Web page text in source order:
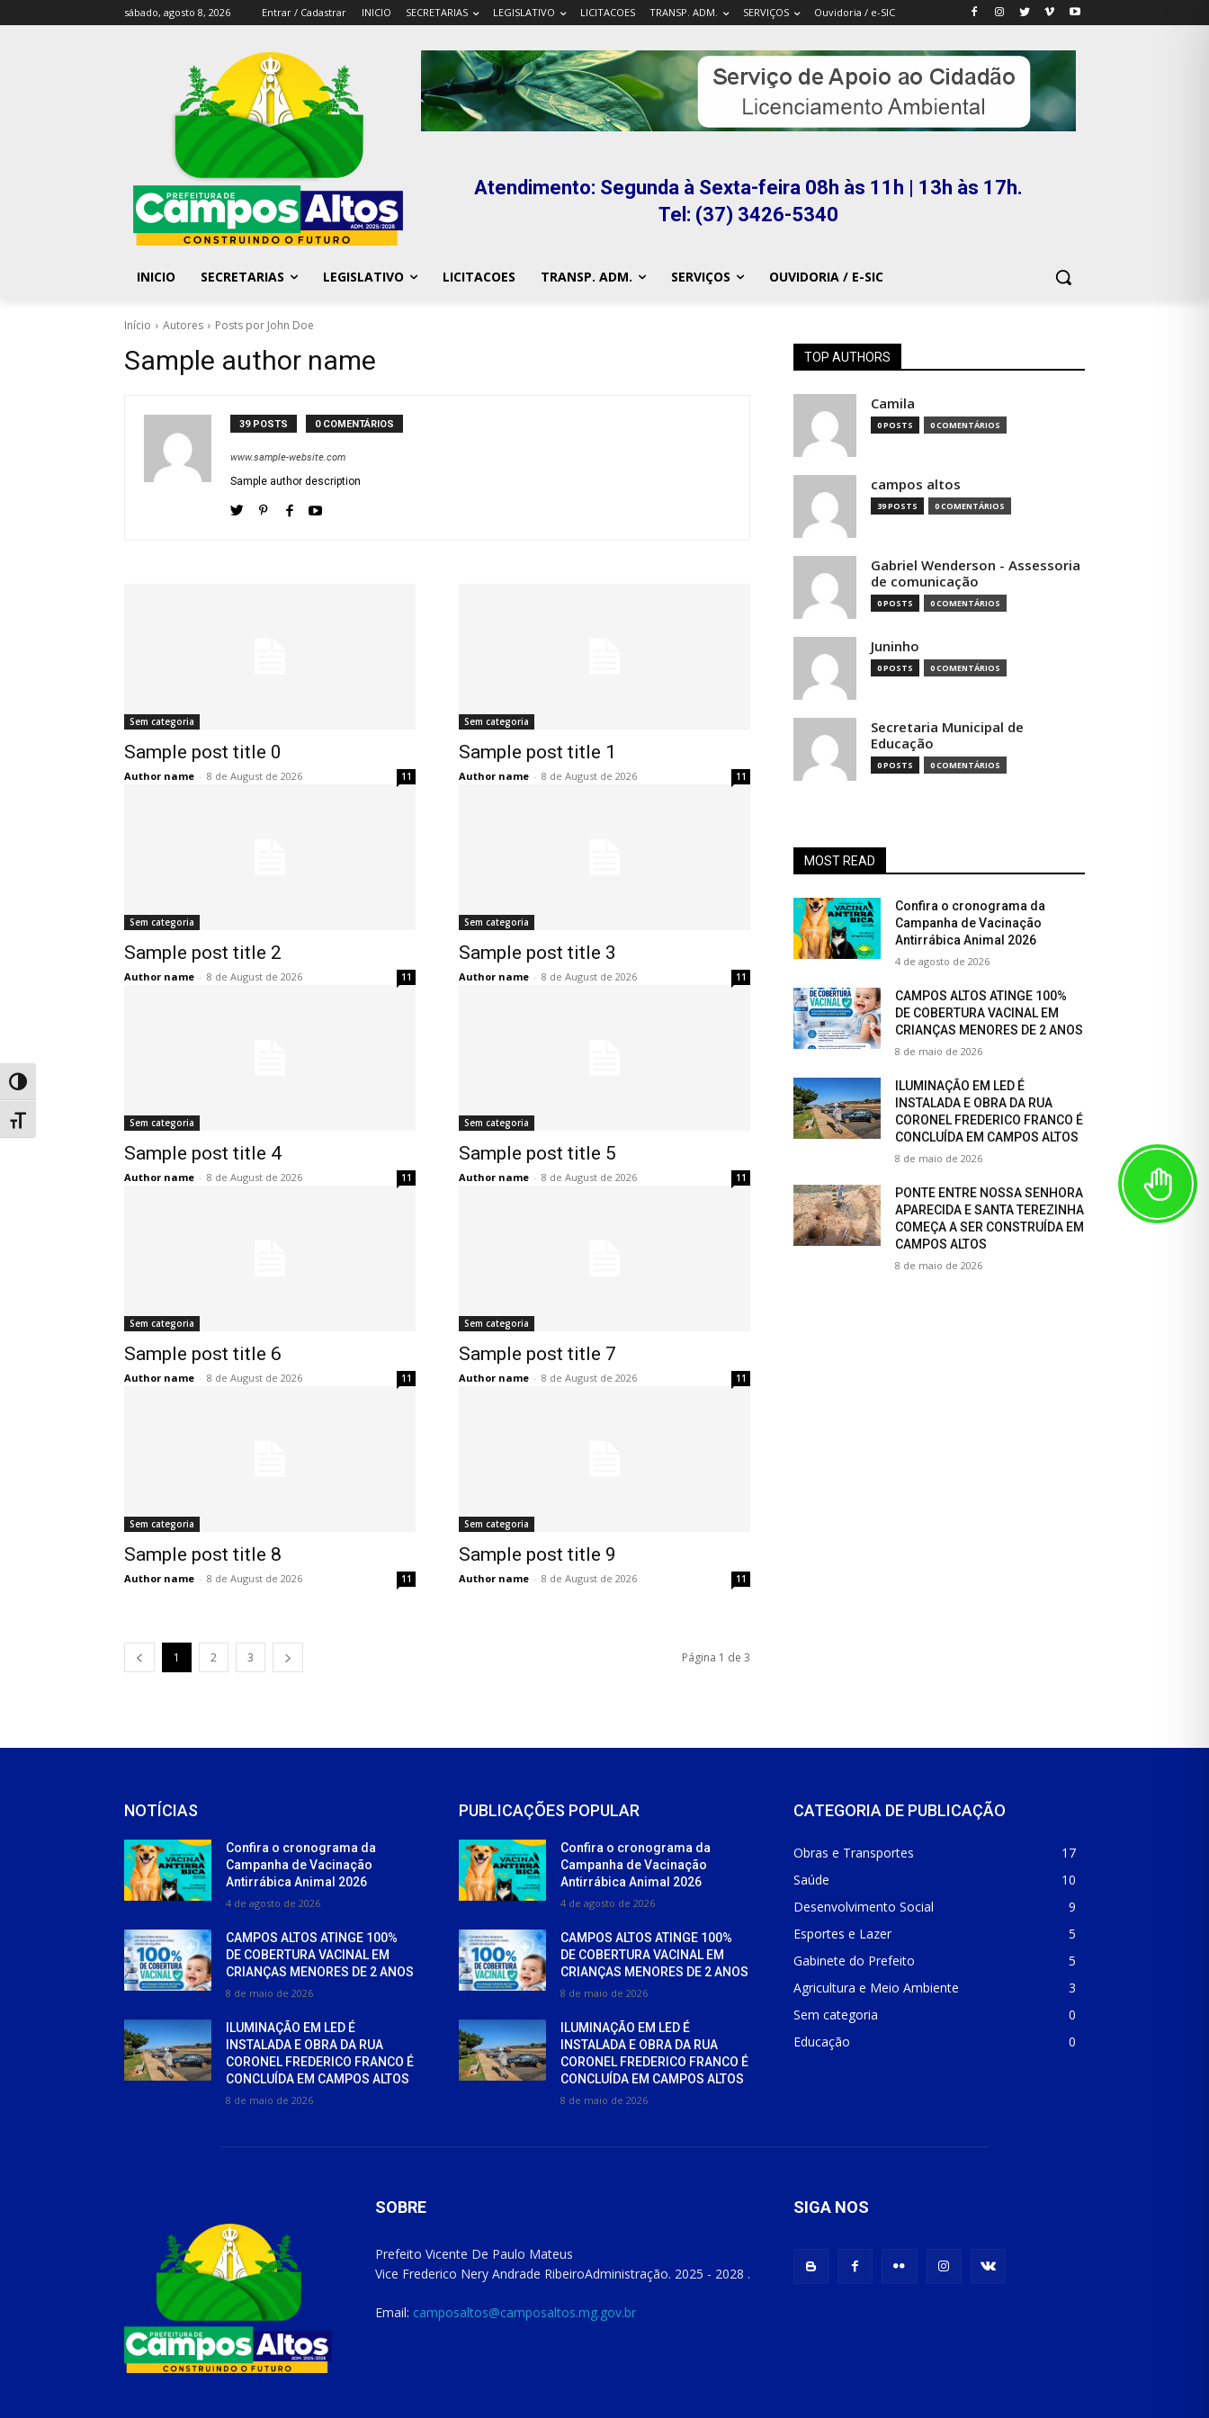
Alternar alto contraste
Alternar tamanho da fonte
sábado, agosto 8, 2026 Entrar / Cadastrar INICIO SECRETARIAS LEGISLATIVO LICITACOES TRANSP. ADM. SERVIÇOS Ouvidoria / e-SIC
Atendimento: Segunda à Sexta-feira 08h às 11h | 13h às 17h.
Tel: (37) 3426-5340
INICIO SECRETARIAS LEGISLATIVO LICITACOES TRANSP. ADM. SERVIÇOS OUVIDORIA / E-SIC
Início Autores Posts por John Doe
Sample author name
39 POSTS 0 COMENTÁRIOS
www.sample-website.com
Sample author description
Sem categoria
Sample post title 0
Author name - 8 de August de 2026 11
Sem categoria
Sample post title 1
Author name - 8 de August de 2026 11
Sem categoria
Sample post title 2
Author name - 8 de August de 2026 11
Sem categoria
Sample post title 3
Author name - 8 de August de 2026 11
Sem categoria
Sample post title 4
Author name - 8 de August de 2026 11
Sem categoria
Sample post title 5
Author name - 8 de August de 2026 11
Sem categoria
Sample post title 6
Author name - 8 de August de 2026 11
Sem categoria
Sample post title 7
Author name - 8 de August de 2026 11
Sem categoria
Sample post title 8
Author name - 8 de August de 2026 11
Sem categoria
Sample post title 9
Author name - 8 de August de 2026 11
1 2 3 Página 1 de 3
TOP AUTHORS
Camila
0 POSTS 0 COMENTÁRIOS
campos altos
39 POSTS 0 COMENTÁRIOS
Gabriel Wenderson - Assessoria
de comunicação
0 POSTS 0 COMENTÁRIOS
Juninho
0 POSTS 0 COMENTÁRIOS
Secretaria Municipal de
Educação
0 POSTS 0 COMENTÁRIOS
MOST READ
Confira o cronograma da
Campanha de Vacinação
Antirrábica Animal 2026
4 de agosto de 2026
CAMPOS ALTOS ATINGE 100%
DE COBERTURA VACINAL EM
CRIANÇAS MENORES DE 2 ANOS
8 de maio de 2026
ILUMINAÇÃO EM LED É
INSTALADA E OBRA DA RUA
CORONEL FREDERICO FRANCO É
CONCLUÍDA EM CAMPOS ALTOS
8 de maio de 2026
PONTE ENTRE NOSSA SENHORA
APARECIDA E SANTA TEREZINHA
COMEÇA A SER CONSTRUÍDA EM
CAMPOS ALTOS
8 de maio de 2026
NOTÍCIAS
Confira o cronograma da
Campanha de Vacinação
Antirrábica Animal 2026
4 de agosto de 2026
CAMPOS ALTOS ATINGE 100%
DE COBERTURA VACINAL EM
CRIANÇAS MENORES DE 2 ANOS
8 de maio de 2026
ILUMINAÇÃO EM LED É
INSTALADA E OBRA DA RUA
CORONEL FREDERICO FRANCO É
CONCLUÍDA EM CAMPOS ALTOS
8 de maio de 2026
PUBLICAÇÕES POPULAR
Confira o cronograma da
Campanha de Vacinação
Antirrábica Animal 2026
4 de agosto de 2026
CAMPOS ALTOS ATINGE 100%
DE COBERTURA VACINAL EM
CRIANÇAS MENORES DE 2 ANOS
8 de maio de 2026
ILUMINAÇÃO EM LED É
INSTALADA E OBRA DA RUA
CORONEL FREDERICO FRANCO É
CONCLUÍDA EM CAMPOS ALTOS
8 de maio de 2026
CATEGORIA DE PUBLICAÇÃO
Obras e Transportes
17
Saúde
10
Desenvolvimento Social
9
Esportes e Lazer
5
Gabinete do Prefeito
5
Agricultura e Meio Ambiente
3
Sem categoria
0
Educação
0
SOBRE
Prefeito Vicente De Paulo Mateus
Vice Frederico Nery Andrade RibeiroAdministração. 2025 - 2028 .
Email: camposaltos@camposaltos.mg.gov.br
SIGA NOS